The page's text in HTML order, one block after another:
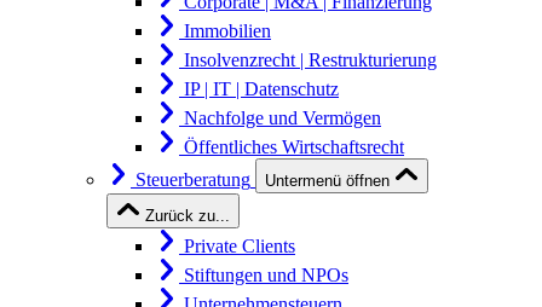
Immobilien
Insolvenzrecht | Restrukturierung
IP | IT | Datenschutz
Nachfolge und Vermögen
Öffentliches Wirtschaftsrecht
Steuerberatung
Untermenü öffnen
Zurück zu...
Private Clients
Stiftungen und NPOs